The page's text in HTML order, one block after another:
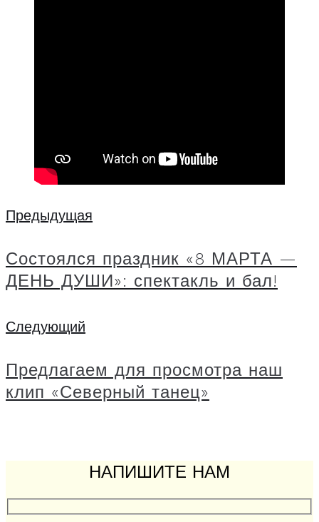
Навигация
записям
Предыдущая
Предыдущая
Состоялся праздник «8 МАРТА —
ДЕНЬ ДУШИ»: спектакль и бал!
Следующий
Следующий
Предлагаем для просмотра наш
клип «Северный танец»
НАПИШИТЕ НАМ